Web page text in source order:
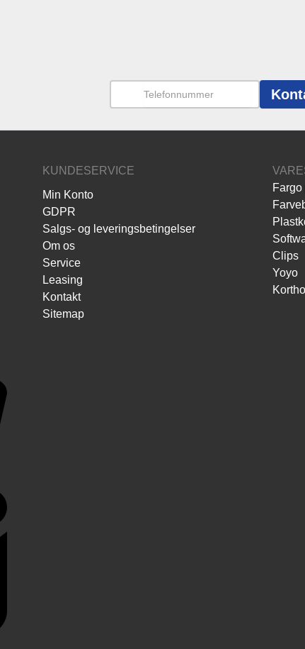
KUNDESERVICE
Min Konto
GDPR
Salgs- og leveringsbetingelser
Om os
Service
Leasing
Kontakt
Sitemap
Clips
Yoyo